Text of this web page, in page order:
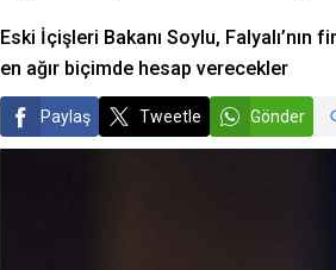
Eski İçişleri Bakanı Soylu, Falyalı’nın
en ağır biçimde hesap verecekler
Paylaş Tweetle Gönder